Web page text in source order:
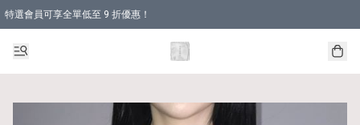
特選會員可享全單低至 9 折優惠！